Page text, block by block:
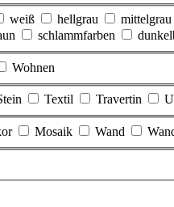
weiß hellgrau mittelgrau
schlammfarben
Wohnen
Textil Travertin
Mosaik Wand